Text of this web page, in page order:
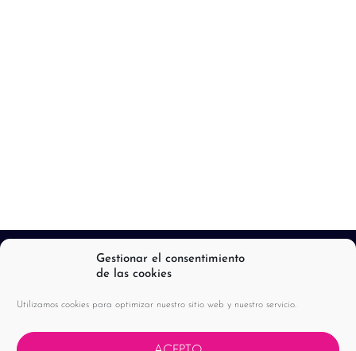
Gestionar el consentimiento
de las cookies
Utilizamos cookies para optimizar nuestro sitio web y nuestro servicio.